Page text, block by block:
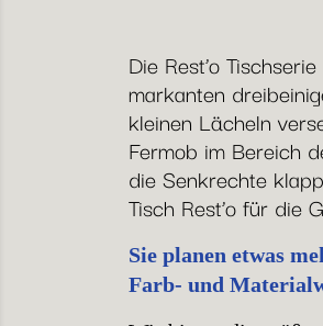
Die Rest’o
markanten
kleinen Lächeln
Fermob im Bereich
die Senkrechte
Tisch Rest’o für die
Sie planen etwas
Farb- und